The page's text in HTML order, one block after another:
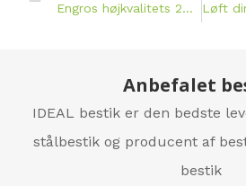
Engros højkvalitets 2023-servicesæt med emballage
Anbefalet
IDEAL bestik er den bedste
stålbestik og producent af
bestik